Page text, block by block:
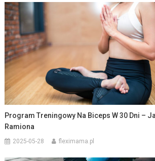
Program Treningowy Na Biceps W 30 Dni –
Ramiona
2025-05-28 fleximama.pl